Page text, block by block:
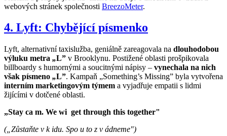
webových stránek společnosti BreezoMeter.
4. Lyft: Chybějící písmenko
Lyft, alternativní taxislužba, geniálně zareagovala na dlouhodobou
výluku metra „L” v Brooklynu. Postižené oblasti prošpikovala
billboardy s humornými a soucitnými nápisy – vynechala na nich
však písmeno „L”. Kampaň „Something’s Missing” byla vytvořena
interním marketingovým týmem a vyjadřuje empatii s lidmi
žijícími v dotčené oblasti.
„Stay ca m. We wi get through this together"
(„Zůstaňte v k idu. Spo u to z v ádneme")